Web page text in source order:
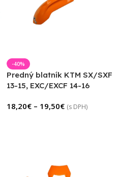
-40%
Predný blatník KTM SX/SXF
13-15, EXC/EXCF 14-16
18,20€ – 19,50€ (s DPH)